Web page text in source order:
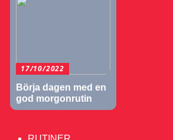
17/10/2022
Börja dagen med en
god morgonrutin